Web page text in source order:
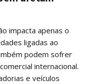
impacta apenas o
ligadas ao
podem sofrer
internacional.
e veículos